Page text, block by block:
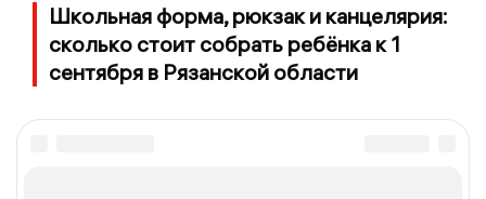
Школьная форма, рюкзак и канцелярия:
сколько стоит собрать ребёнка к 1
сентября в Рязанской области